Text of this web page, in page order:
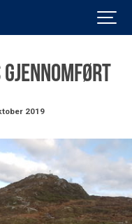
gjennomført
2019